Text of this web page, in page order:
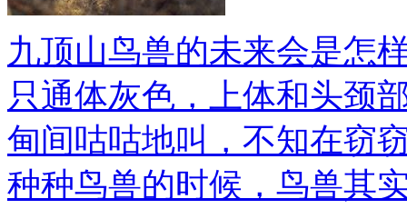
九顶山鸟兽的未来会是怎
只通体灰色，上体和头颈
甸间咕咕地叫，不知在窃
种种鸟兽的时候，鸟兽其